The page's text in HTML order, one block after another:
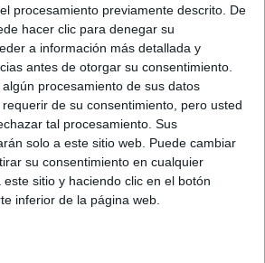
procesamiento previamente descrito. De
hacer clic para denegar su
a información más detallada y
antes de otorgar su consentimiento.
procesamiento de sus datos
de su consentimiento, pero usted
tal procesamiento. Sus
solo a este sitio web. Puede cambiar
su consentimiento en cualquier
sitio y haciendo clic en el botón
inferior de la página web.
*
de Uso
y Condicionesde uso*